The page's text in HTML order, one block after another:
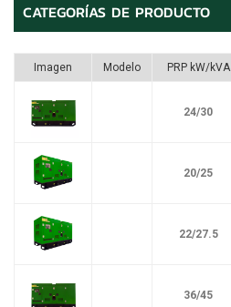
CATEGORÍAS DE PRODUCTO
Imagen Modelo PRP kW/kVA
24/30
20/25
22/27.5
36/45